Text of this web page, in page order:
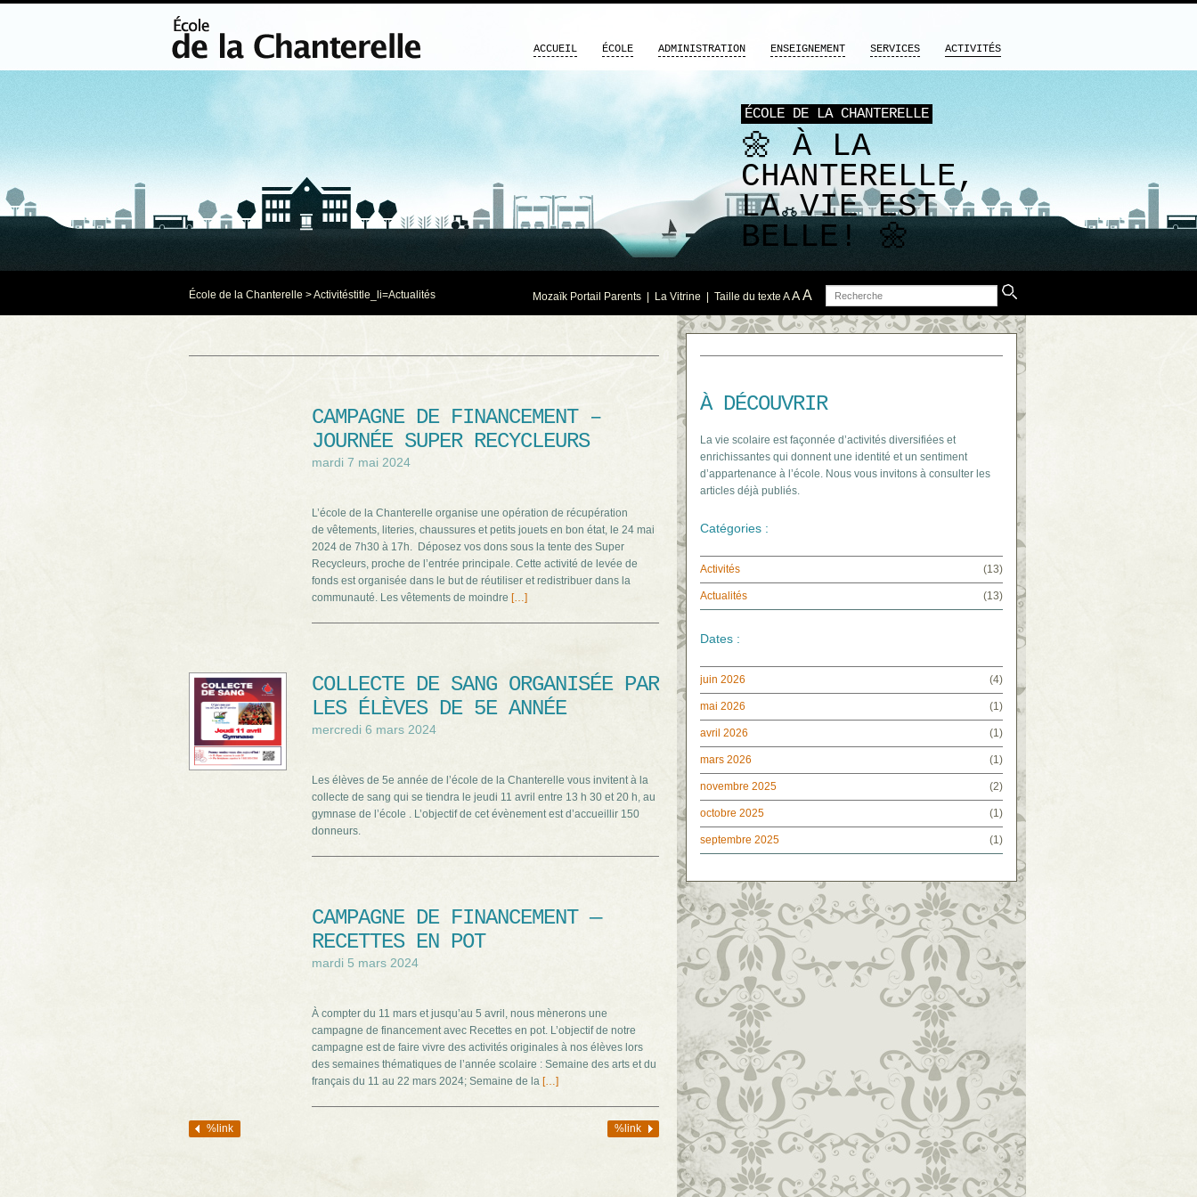
ÉCOLE DE LA CHANTERELLE
🌼 À LA
CHANTERELLE,
LA VIE EST
BELLE! 🌼
ACCUEIL ÉCOLE ADMINISTRATION ENSEIGNEMENT SERVICES ACTIVITÉS
École de la Chanterelle >Activitéstitle_li=Actualités Mozaïk Portail Parents La Vitrine | Taille du texte A AA Recherche
CAMPAGNE DE FINANCEMENT –
JOURNÉE SUPER RECYCLEURS
mardi 7 mai 2024
L’école de la Chanterelle organise une opération de récupération
de vêtements, literies, chaussures et petits jouets en bon état, le 24 mai
2024 de 7h30 à 17h. Déposez vos dons sous la tente des Super
Recycleurs, proche de l’entrée principale. Cette activité de levée de
fonds est organisée dans le but de réutiliser et redistribuer dans la
communauté. Les vêtements de moindre […]
COLLECTE DE SANG ORGANISÉE PAR
LES ÉLÈVES DE 5E ANNÉE
mercredi 6 mars 2024
Les élèves de 5e année de l’école de la Chanterelle vous invitent à la
collecte de sang qui se tiendra le jeudi 11 avril entre 13 h 30 et 20 h, au
gymnase de l’école . L’objectif de cet évènement est d’accueillir 150
donneurs.
CAMPAGNE DE FINANCEMENT —
RECETTES EN POT
mardi 5 mars 2024
À compter du 11 mars et jusqu’au 5 avril, nous mènerons une
campagne de financement avec Recettes en pot. L’objectif de notre
campagne est de faire vivre des activités originales à nos élèves lors
des semaines thématiques de l’année scolaire : Semaine des arts et du
français du 11 au 22 mars 2024; Semaine de la […]
Navigation des articles
%link %link
À DÉCOUVRIR
La vie scolaire est façonnée d’activités diversifiées et
enrichissantes qui donnent une identité et un sentiment
d’appartenance à l’école. Nous vous invitons à consulter les
articles déjà publiés.
Catégories :
Activités (13)
Actualités (13)
Dates :
juin 2026 (4)
mai 2026 (1)
avril 2026 (1)
mars 2026 (1)
novembre 2025 (2)
octobre 2025 (1)
septembre 2025 (1)